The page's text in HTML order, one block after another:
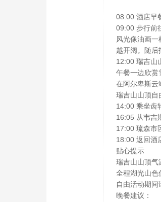
08:00 酒店早
09:00 步行前
风光像油画
越开阔。随
12:00 瑞吉山
午餐一边欣赏
在阿尔卑斯云
瑞吉山山顶自
14:00 乘坐齿
16:05 从韦吉
17:00 琉森市
18:00 返回酒
贴心提示
瑞吉山山顶气
全程湖光山色
自由活动期间
晚餐建议：